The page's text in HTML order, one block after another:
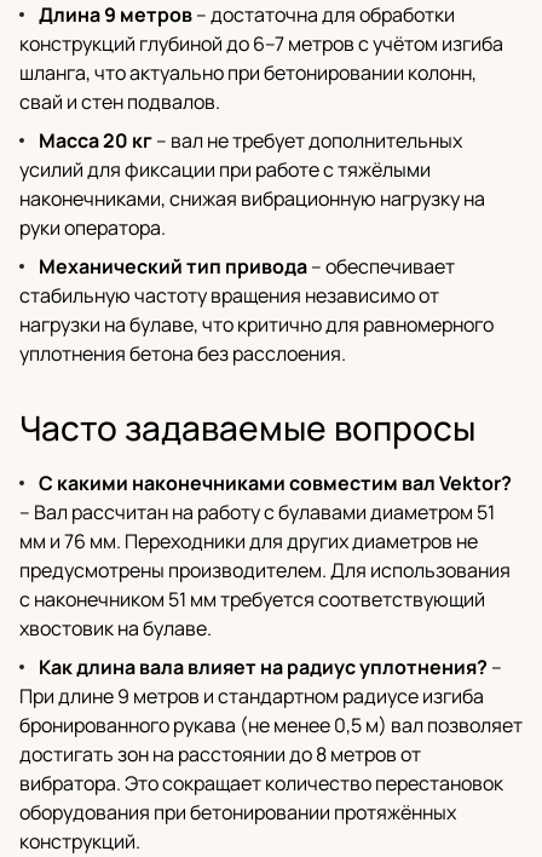
Длина 9 метров– достаточна для обработки
конструкций глубиной до 6–7 метров с учётом изгиба
шланга, что актуально при бетонировании колонн,
свай и стен подвалов.
Масса 20 кг– вал не требует дополнительных
усилий для фиксации при работе с тяжёлыми
наконечниками, снижая вибрационную нагрузку на
руки оператора.
Механический тип привода– обеспечивает
стабильную частоту вращения независимо от
нагрузки на булаве, что критично для равномерного
уплотнения бетона без расслоения.
Часто задаваемые вопросы
С какими наконечниками совместим вал Vektor?
– Вал рассчитан на работу с булавами диаметром 51
мм и 76 мм. Переходники для других диаметров не
предусмотрены производителем. Для использования
с наконечником 51 мм требуется соответствующий
хвостовик на булаве.
Как длина вала влияет на радиус уплотнения? –
При длине 9 метров и стандартном радиусе изгиба
бронированного рукава (не менее 0,5 м) вал позволяет
достигать зон на расстоянии до 8 метров от
вибратора. Это сокращает количество перестановок
оборудования при бетонировании протяжённых
конструкций.